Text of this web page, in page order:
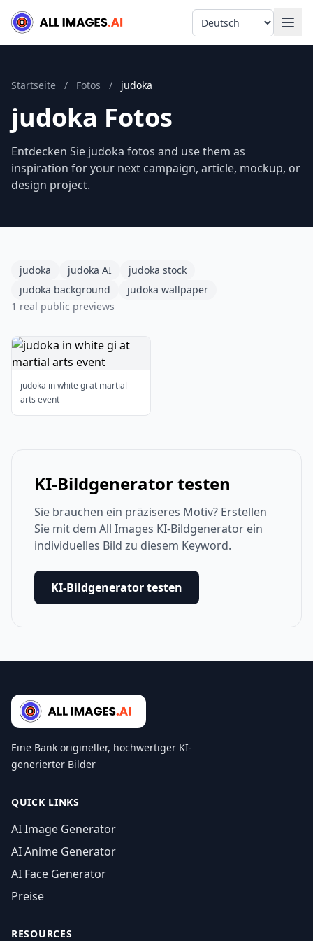
Language
Startseite / Fotos / judoka
judoka Fotos
Entdecken Sie judoka fotos and use them as
inspiration for your next campaign, article, mockup, or
design project.
judoka judoka AI
judoka stock
judoka background
judoka wallpaper
1 real public previews
judoka in white gi at martial
arts event
KI-Bildgenerator testen
Sie brauchen ein präziseres Motiv? Erstellen
Sie mit dem All Images KI-Bildgenerator ein
individuelles Bild zu diesem Keyword.
KI-Bildgenerator testen
Eine Bank origineller, hochwertiger KI-
generierter Bilder
QUICK LINKS
AI Image Generator
AI Anime Generator
AI Face Generator
Preise
RESOURCES